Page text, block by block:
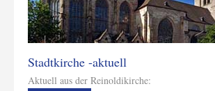
Stadtkirche -aktuell
Aktuell aus der Reinoldikirche: